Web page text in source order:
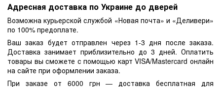
Адресная доставка по Украине до дверей
Возможна курьерской службой «Новая почта» и «Деливери»
по 100% предоплате.
Ваш заказ будет отправлен через 1-3 дня после заказа.
Доставка занимает приблизительно до 3 дней. Оплатить
товары вы сможете с помощью карт VISA/Mastercard онлайн
на сайте при оформлении заказа.
При заказе от 6000 грн — доставка бесплатная для